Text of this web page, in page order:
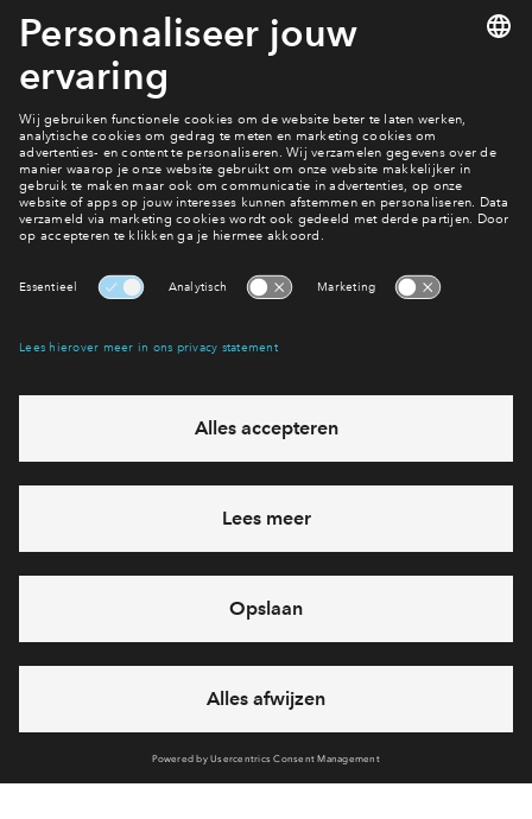
Neem contact met ons op
Contact
Interesse? Meld je dan snel aan
Hiermee blijf je op de hoogte van het belangrijkste nieuws en
Ja, ik wil mij aanmelden
Heb je een vraag en wil je direct antwoord? Bel ons op
712 26 76
feestdagen)
vandaag gesloten, zaterdag zijn we vanaf
10:00 uur weer
bereikbaar